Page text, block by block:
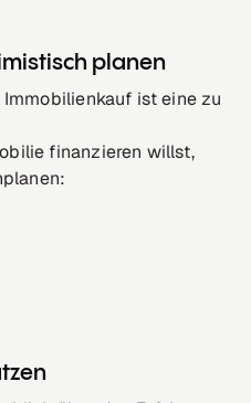
planen
ist eine zu
finanzieren willst,